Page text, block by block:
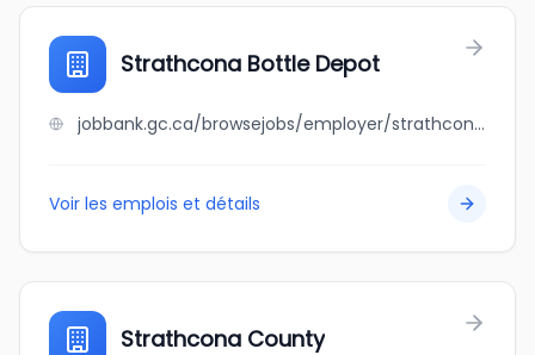
Strathcona Bottle Depot
jobbank.gc.ca/browsejobs/employer/strathcona+bottle+depot/ca
Voir les emplois et détails
Strathcona County